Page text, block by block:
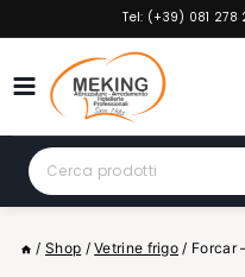
to
Tel: (+39) 081 278
Search
for:
/ Shop / Vetrine frigo / Forcar